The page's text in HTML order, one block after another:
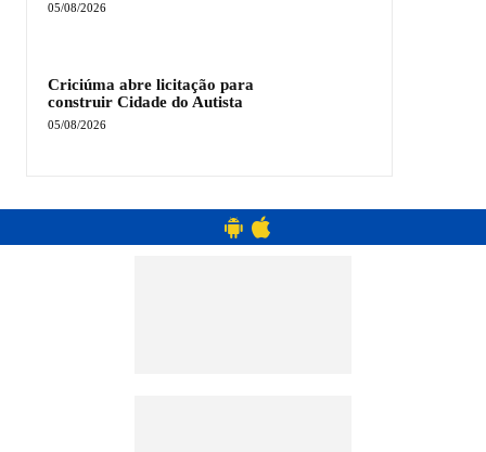
05/08/2026
Criciúma abre licitação para
construir Cidade do Autista
05/08/2026